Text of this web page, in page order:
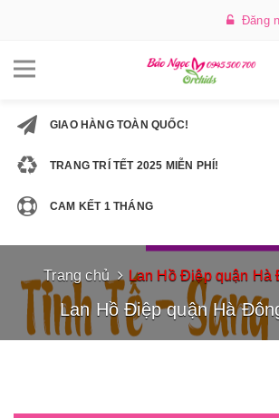
Đăng
GIAO HÀNG TOÀN QUỐC!
TRANG TRÍ TẾT 2025 MIỄN PHÍ!
CAM KẾT 1 THÁNG
Trang chủ Lan Hồ Điệp quận Hà
Lan Hồ Điệp quận Hà